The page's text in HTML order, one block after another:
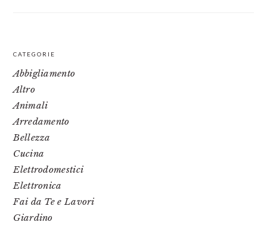
PRIMARY
SIDEBAR
CATEGORIE
Abbigliamento
Altro
Animali
Arredamento
Bellezza
Cucina
Elettrodomestici
Elettronica
Fai da Te e Lavori
Giardino